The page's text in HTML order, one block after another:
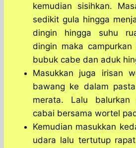
kemudian sisihkan.
sedikit gula hingga
dingin hingga suhu
dingin maka
bubuk cabe dan aduk
Masukkan juga irisan
bawang ke dalam
merata. Lalu balurkan
cabai bersama wortel
Kemudian masukkan
udara lalu tertutup